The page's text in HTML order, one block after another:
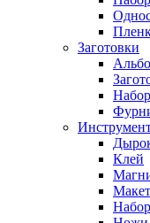
Заготовки
Клей